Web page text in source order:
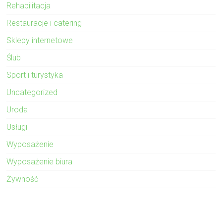
Rehabilitacja
Restauracje i catering
Sklepy internetowe
Ślub
Sport i turystyka
Uncategorized
Uroda
Usługi
Wyposażenie
Wyposażenie biura
Żywność